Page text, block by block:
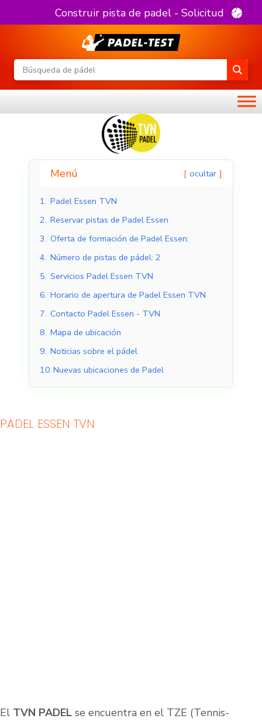
Construir pista de padel - Solicitud
Menú ocultar
1. Padel Essen TVN
2. Reservar pistas de Padel Essen
3. Oferta de formación de Padel Essen:
4. Número de pistas de pádel: 2
5. Servicios Padel Essen TVN
6. Horario de apertura de Padel Essen TVN
7. Contacto Padel Essen - TVN
8. Mapa de ubicación
9. Noticias sobre el pádel
10.Nuevas ubicaciones de Padel
PADEL ESSEN TVN
El TVN PADEL se encuentra en el TZE (Tennis-